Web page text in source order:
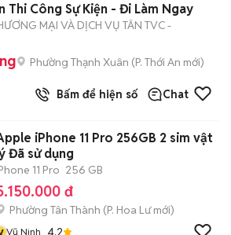
Thi Công Sự Kiện - Đi Làm Ngay
MẠI VÀ DỊCH VỤ TÂN TVC -
Phường Thạnh Xuân (P. Thới An mới)
Bấm để hiện số Chat
iPhone 11 Pro 256GB 2 sim vật
Đã sử dụng
11 Pro 256 GB
đ
Phường Tân Thành (P. Hoa Lưmới)
Vũ Ninh 4.2